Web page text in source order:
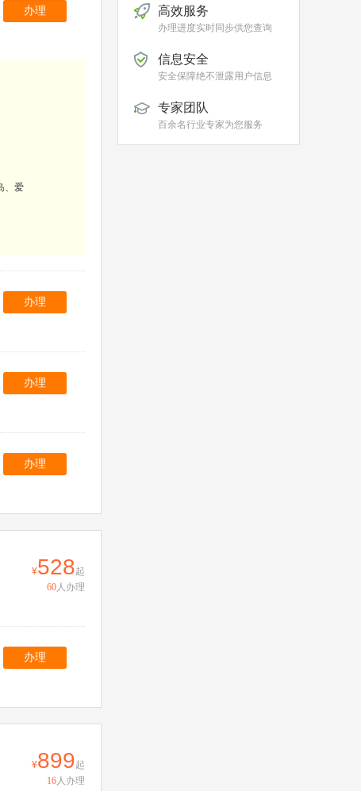
办理
、爱
办理
办理
办理
528起
60人办理
办理
899起
16人办理
高效服务
办理进度实时同步供您查询
信息安全
安全保障绝不泄露用户信息
专家团队
百余名行业专家为您服务